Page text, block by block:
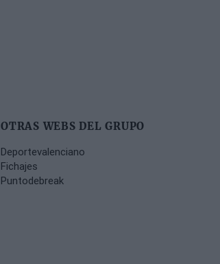
OTRAS WEBS DEL GRUPO
Deportevalenciano
Fichajes
Puntodebreak